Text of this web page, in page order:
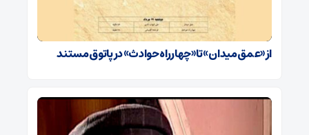
از «عمق میدان» تا «چهارراه حوادث» در پاتوق مستند